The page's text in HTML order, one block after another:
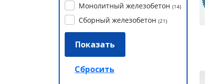
Монолитный железобетон (14)
Сборный железобетон (21)